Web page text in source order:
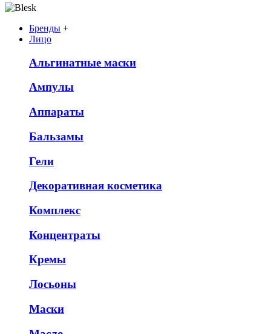
Бренды +
Лицо
Альгинатные маски
Ампулы
Аппараты
Бальзамы
Гели
Декоративная косметика
Комплекс
Концентраты
Кремы
Лосьоны
Маски